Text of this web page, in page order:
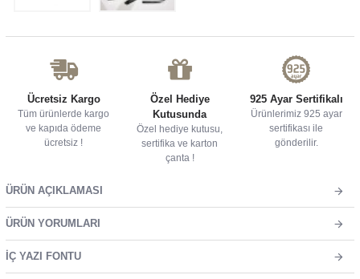
Ücretsiz Kargo
Tüm ürünlerde kargo
ve kapıda ödeme
ücretsiz !
Özel Hediye
Kutusunda
Özel hediye kutusu,
sertifika ve karton
çanta !
925 Ayar Sertifikalı
Ürünlerimiz 925 ayar
sertifikası ile
gönderilir.
ÜRÜN AÇIKLAMASI
ÜRÜN YORUMLARI
İÇ YAZI FONTU